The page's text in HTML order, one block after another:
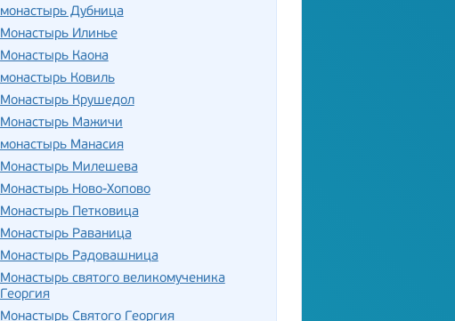
монастырь Дубница
Монастырь Илинье
Монастырь Каона
монастырь Ковиль
Монастырь Крушедол
Монастырь Мажичи
монастырь Манасия
Монастырь Милешева
Монастырь Ново-Хопово
Монастырь Петковица
Монастырь Раваница
Монастырь Радовашница
Монастырь святого великомученика
Георгия
Монастырь Святого Георгия